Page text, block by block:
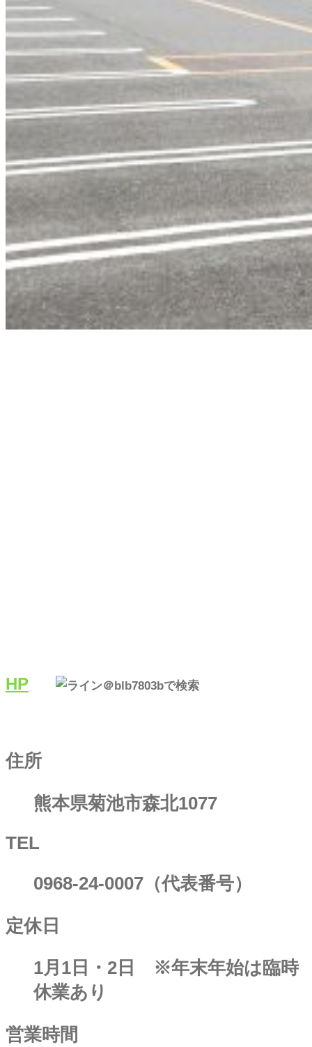
HP ＠blb7803bで検索
住所
熊本県菊池市森北1077
TEL
0968-24-0007（代表番号）
定休日
1月1日・2日 ※年末年始は臨時
休業あり
営業時間